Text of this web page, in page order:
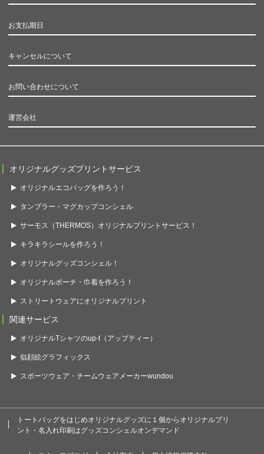
お支払期日
キャンセルについて
お問い合わせについて
運営会社
オリジナルグッズプリントサービス
オリジナルエコバッグを作ろう！
タンブラー・マグカップコンシェル
サーモス（THERMOS）オリジナルプリントサービス！
キラキラシールを作ろう！
オリジナルグッズコンシェル！
オリジナルポーチ・巾着を作ろう！
ストリートウェアにオリジナルプリント
関連サービス
オリジナルTシャツのup-t（アップティー）
似顔絵グラフィックス
スポーツウェア・チームウェアメーカーwundou
トートバッグをはじめオリジナルグッズに１個からオリジナルプリ
ント・名入れ印刷はグッズコンシェルオンデマンド